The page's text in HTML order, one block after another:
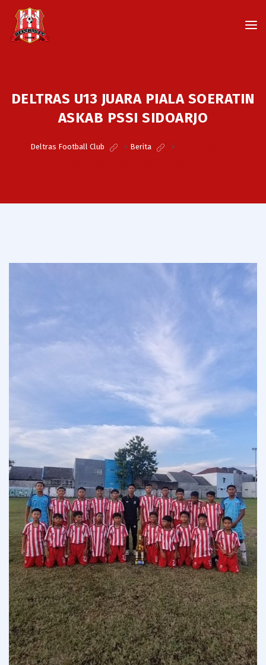
DELTRAS U13 JUARA PIALA SOERATIN
ASKAB PSSI SIDOARJO
Deltras Football Club > Berita >